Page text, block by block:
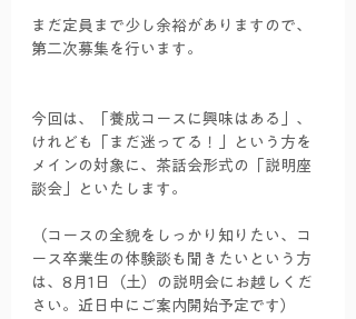
まだ定員まで少し余裕がありますので、
第二次募集を行います。
今回は、「養成コースに興味はある」、
けれども「まだ迷ってる！」という方を
メインの対象に、茶話会形式の「説明座
談会」といたします。
（コースの全貌をしっかり知りたい、コ
ース卒業生の体験談も聞きたいという方
は、8月1日（土）の説明会にお越しくだ
さい。近日中にご案内開始予定です）